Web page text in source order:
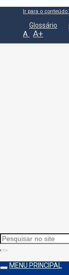
Ir para o conteúdo
Glossário
A A+
MENU PRINCIPAL